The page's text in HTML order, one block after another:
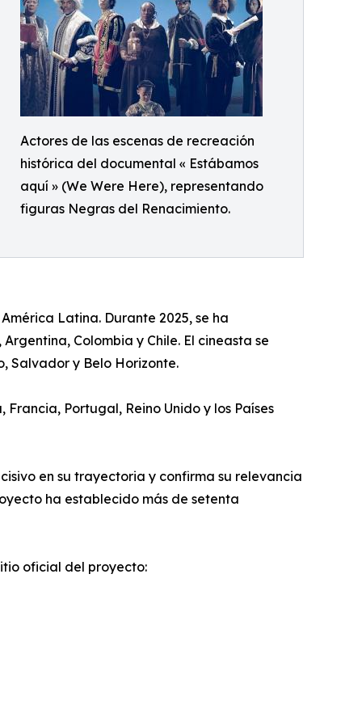
Actores de las escenas de recreación
histórica del documental « Estábamos
aquí » (We Were Here), representando
figuras Negras del Renacimiento.
Latina. Durante 2025, se ha
Colombia y Chile. El cineasta se
Salvador y Belo Horizonte.
Portugal, Reino Unido y los Países
en su trayectoria y confirma su relevancia
ha establecido más de setenta
oficial del proyecto: